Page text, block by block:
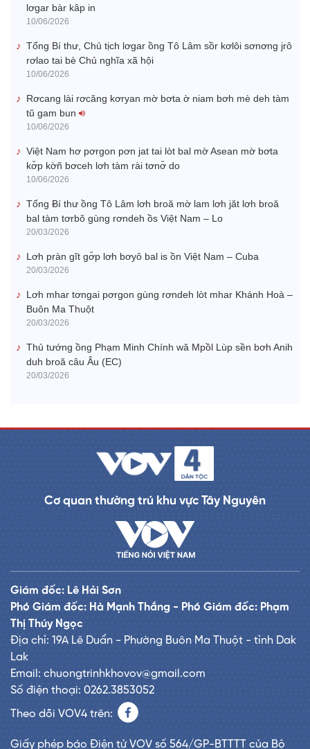
lơgar bàr kâp in
10/06/2026
Tổng Bí thư, Chủ tịch lơgar ồng Tô Lâm sồr kơlôi sơnơng jrô
rơlao tai bè Chủ nghĩa xã hội
10/06/2026
Rơcang lài rơcăng kơryan mờ bơta ờ niam bơh mè deh tàm
tŭ gam bun
10/06/2026
Việt Nam hơ pơrgon pơn jat tai lòt bal mờ Asean mờ bơta
kơ̆p kờñ bơceh lơh tàm rài tơnơ̆ do
10/06/2026
Tổng Ƀí thư ồng Tô Lâm lơh broă mờ lam lơh jăt lơh broă
bal tàm tơrbŏ gùng rơndeh ồs Việt Nam – Lo
20/03/2026
Lơh pràn gĭt gơ̆p lơh bơyô bal is ồn Việt Nam – Cuba
20/03/2026
Lơh mhar tơngai pơrgon gùng rơndeh lòt mhar Khánh Hoà –
Buôn Ma Thuột
20/03/2026
Thủ tướng ồng Phạm Minh Chính wă Mpồl Lùp sền bơh Anih
duh broă câu Âu (EC)
20/03/2026
Cơ quan thường trú khu vực Tây Nguyên
Giám đốc: Lê Hải Sơn
Phó Giám đốc: Hà Mạnh Thắng - Phó Giám đốc: Phạm
Thị Thúy Ngọc
Địa chỉ: 19A Lê Duẩn - Phường Buôn Ma Thuột - tỉnh Dak
Lak
Email: chuongtrinhkhovov@gmail.com
Số điện thoại: 0262.3853052
Theo dõi VOV4 trên:
Giấy phép báo Điện tử VOV số 564/GP-BTTTT của Bộ